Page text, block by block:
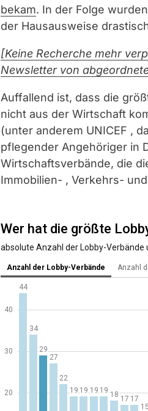
bekam. In der Folge
der Hausausweise
[Keine Recherche mehr
Newsletter von
Auffallend ist, dass die
nicht aus der Wirtschaft
(unter anderem UNICEF ,
pflegender Angehöriger in
Wirtschaftsverbände, die
Immobilien- , Verkehrs-